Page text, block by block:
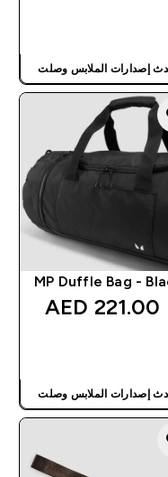
إصدارات الملابس وصلت
MP Duffle Bag -
221.00 AED‎
إصدارات الملابس وصلت